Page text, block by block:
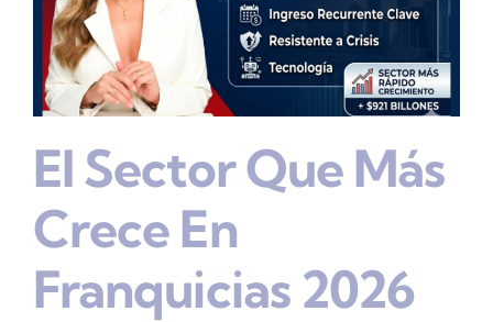
El Sector Que Más
Crece En
Franquicias 2026